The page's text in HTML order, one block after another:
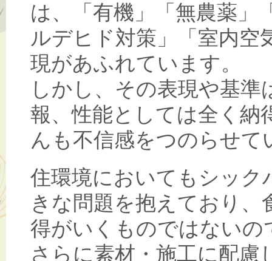
は、「有機」「無農薬」
ルデヒド対策」「室内空
現があふれています。
しかし、その表現や基
報、性能としては全く納
んも不信感をつのらせ
住環境においてもシック
きな問題を抱えており
得がいくものではないの
さらに素材・施工に配